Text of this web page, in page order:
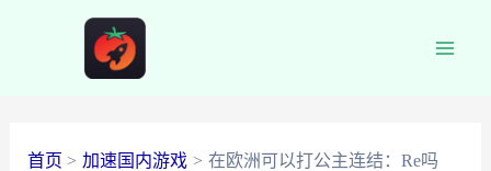
首页 加速国内游戏 在欧洲可以打公主连结：Re吗